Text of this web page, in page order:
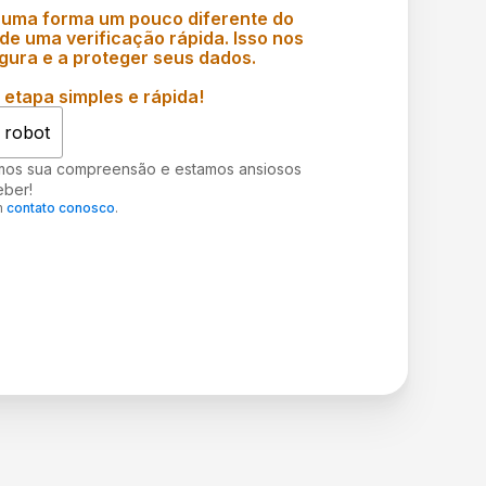
forma um pouco diferente do
uma verificação rápida. Isso nos
e a proteger seus dados.
simples e rápida!
robot
sua compreensão e estamos ansiosos
contato conosco.